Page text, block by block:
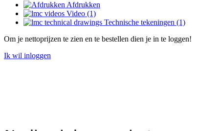
Afdrukken
Video (1)
Technische tekeningen (1)
Om je nettoprijzen te zien en te bestellen dien je in te loggen!
Ik wil inloggen